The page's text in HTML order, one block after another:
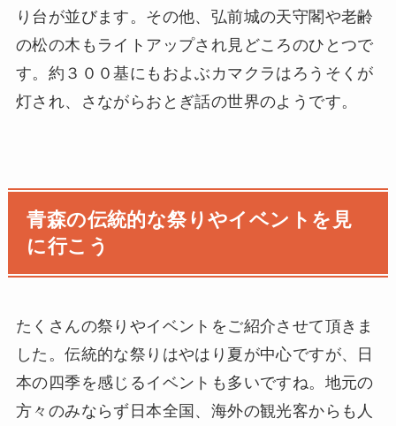
り台が並びます。その他、弘前城の天守閣や老齢
の松の木もライトアップされ見どころのひとつで
す。約３００基にもおよぶカマクラはろうそくが
灯され、さながらおとぎ話の世界のようです。
青森の伝統的な祭りやイベントを見
に行こう
たくさんの祭りやイベントをご紹介させて頂きま
した。伝統的な祭りはやはり夏が中心ですが、日
本の四季を感じるイベントも多いですね。地元の
方々のみならず日本全国、海外の観光客からも人